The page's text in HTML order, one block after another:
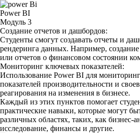
Power BI
Модуль 3
Создание отчетов и дашбордов:
Студенты смогут создавать отчеты и
рендеринга данных. Например,
или отчетов о финансовом состоянии
Мониторинг ключевых показателей:
Использование Power BI для
показателей производительности и
реагирования на изменения в бизнесе.
Каждый из этих пунктов помогает
практические навыки, которые могут
различных областях, таких, как бизнес-
исследование, финансы и другие.